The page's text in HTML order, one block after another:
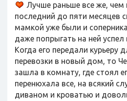
Лучше раньше все же, чем
последний до пяти месяцев
мамкой уже были и
даже попрыгать на ней успел
Когда его передали курьеру
перевозки в новый дом, то
зашла в комнату, где стоял
перенюхала все, на всякий
диваном и кроватью и